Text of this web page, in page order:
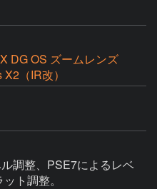
DG OS ズームレンズ
（IR改）
調整、PSE7によるレベ
ト調整。